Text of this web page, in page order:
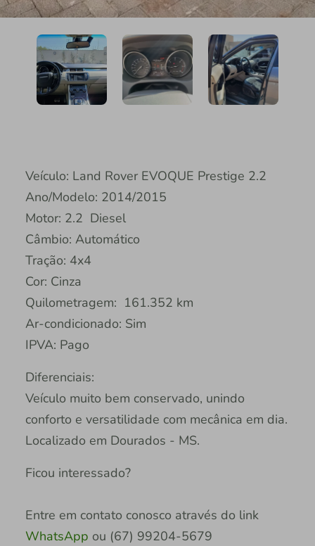
Veículo: Land Rover EVOQUE Prestige 2.2
Ano/Modelo: 2014/2015
Motor: 2.2 Diesel
Câmbio: Automático
Tração: 4x4
Cor: Cinza
Quilometragem: 161.352 km
Ar-condicionado: Sim
IPVA: Pago
Diferenciais:
Veículo muito bem conservado, unindo
conforto e versatilidade com mecânica em dia.
Localizado em Dourados - MS.
Ficou interessado?
Entre em contato conosco através do link
WhatsApp ou (67) 99204-5679